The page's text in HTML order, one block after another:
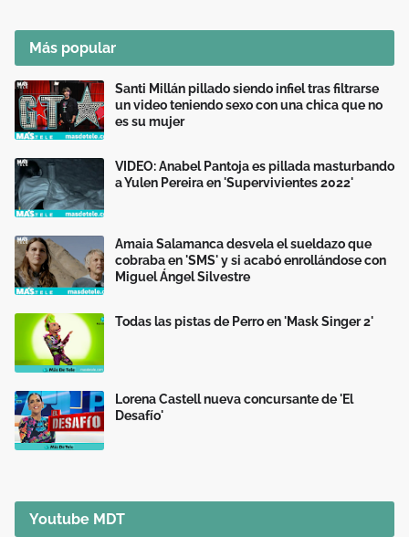
Más popular
Santi Millán pillado siendo infiel tras filtrarse
un video teniendo sexo con una chica que no
es su mujer
VIDEO: Anabel Pantoja es pillada masturbando
a Yulen Pereira en 'Supervivientes 2022'
Amaia Salamanca desvela el sueldazo que
cobraba en 'SMS' y si acabó enrollándose con
Miguel Ángel Silvestre
Todas las pistas de Perro en 'Mask Singer 2'
Lorena Castell nueva concursante de 'El
Desafío'
Youtube MDT